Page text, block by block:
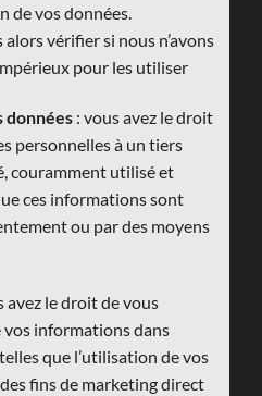
de vos données.
vérifier si nous n’avons
pour les utiliser.
données : vous avez le droit
personnelles à un tiers
couramment utilisé et
ces informations sont
ou par des moyens
avez le droit de vous
vos informations dans
que l’utilisation de vos
fins de marketing direct.